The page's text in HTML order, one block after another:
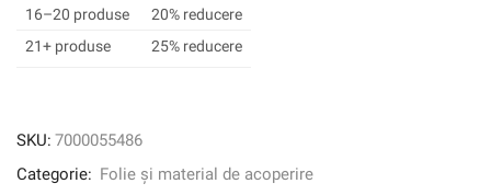
914
mm
1
16–20 produse
20% reducere
21+ produse
25% reducere
SKU: 7000055486
Categorie: Folie și material de acoperire